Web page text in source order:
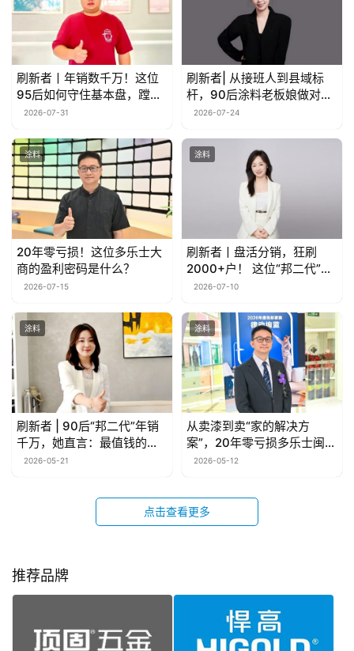
刷新者丨年销数千万！这位
95后如何守住基本盘，蹚出
新路子？
2026-07-31
刷新者| 从接班人到县域标
杆，90后涂料老板娘做对了
什么？
2026-07-24
涂料
20年零亏损！这位多乐士大
商的盈利密码是什么？
2026-07-15
涂料
刷新者丨盘活分销，狂刷
2000+户！ 这位“邦二代”如
何锻造增长引擎？
2026-07-10
涂料
刷新者 | 90后“邦二代”年销
千万，她直言：最值钱的不
是漆！
2026-05-21
涂料
从卖漆到卖“家的解决方
案”，20年零亏损多乐士闽商
早就玩明白了
2026-05-12
点击查看更多
推荐品牌